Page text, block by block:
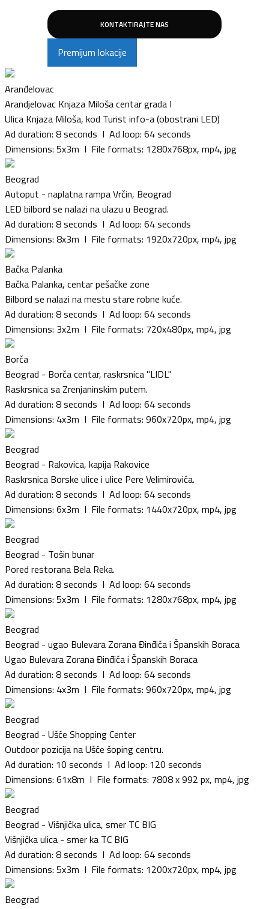
Kopaonik
Kragujevac
Kovin
Kraljevo
Kruševac
Loznica
Mladenovac
Niš
Nova Pazova
Novi Banovci
Obrenovac
Pančevo
Paraćin
Petrovac na Mlavi
Prijepolje
Smederevo
Smederevska Palanka
Sremska Mitrovica
Subotica
Sokobanja
Sombor
Ub
Velika Plana
Vlasotince
Vrnjačka Banja
Vrdnik
Zaječar
Zlatibor
Zrenjanin
KONTAKTIRAJTE NAS
Premijum lokacije
Aranđelovac
Arandjelovac Knjaza Miloša centar grada I
Ulica Knjaza Miloša, kod Turist info-a (obostrani LED)
Ad duration: 8 seconds I Ad loop: 64 seconds
Dimensions: 5x3m I File formats: 1280x768px, mp4, jpg
Beograd
Autoput - naplatna rampa Vrčin, Beograd
LED bilbord se nalazi na ulazu u Beograd.
Ad duration: 8 seconds I Ad loop: 64 seconds
Dimensions: 8x3m I File formats: 1920x720px, mp4, jpg
Bačka Palanka
Bačka Palanka, centar pešačke zone
Bilbord se nalazi na mestu stare robne kuće.
Ad duration: 8 seconds I Ad loop: 64 seconds
Dimensions: 3x2m I File formats: 720x480px, mp4, jpg
Borča
Beograd - Borča centar, raskrsnica ''LIDL''
Raskrsnica sa Zrenjaninskim putem.
Ad duration: 8 seconds I Ad loop: 64 seconds
Dimensions: 4x3m I File formats: 960x720px, mp4, jpg
Beograd
Beograd - Rakovica, kapija Rakovice
Raskrsnica Borske ulice i ulice Pere Velimirovića.
Ad duration: 8 seconds I Ad loop: 64 seconds
Dimensions: 6x3m I File formats: 1440x720px, mp4, jpg
Beograd
Beograd - Tošin bunar
Pored restorana Bela Reka.
Ad duration: 8 seconds I Ad loop: 64 seconds
Dimensions: 5x3m I File formats: 1280x768px, mp4, jpg
Beograd
Beograd - ugao Bulevara Zorana Đinđića i Španskih Boraca
Ugao Bulevara Zorana Đinđića i Španskih Boraca
Ad duration: 8 seconds I Ad loop: 64 seconds
Dimensions: 4x3m I File formats: 960x720px, mp4, jpg
Beograd
Beograd - Ušće Shopping Center
Outdoor pozicija na Ušće šoping centru.
Ad duration: 10 seconds I Ad loop: 120 seconds
Dimensions: 61x8m I File formats: 7808 x 992 px, mp4, jpg
Beograd
Beograd - Višnjička ulica, smer TC BIG
Višnjička ulica - smer ka TC BIG
Ad duration: 8 seconds I Ad loop: 64 seconds
Dimensions: 5x3m I File formats: 1200x720px, mp4, jpg
Beograd